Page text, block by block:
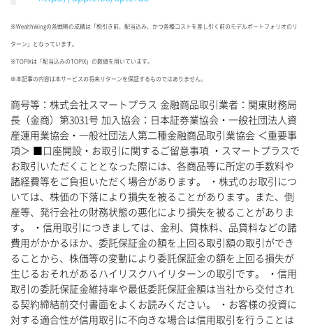
※WealthWingの各戦略の成績は「税引き前、配当込み、かつ各種コストを差し引く前のモデルポートフォリオのリ
ターン」となっています。
※TOPIXは「配当込みのTOPIX」の数値を用いています。
※本記事の内容は本サービスの将来リターンを保証するものではありません。
商号等：株式会社スマートプラス 金融商品取引業者：関東財務局
長（金商）第3031号 加入協会：日本証券業協会・一般社団法人資
産運用業協会・一般社団法人第二種金融商品取引業協会 ＜重要事
項＞ ■口座開設・お取引に関するご留意事項 ・スマートプラスで
お取引いただくこととなった際には、各商品等に所定の手数料や
諸経費等をご負担いただく場合があります。 ・株式のお取引につ
いては、株価の下落により損失を被ることがあります。また、倒
産等、発行会社の財務状態の悪化により損失を被ることがありま
す。 ・信用取引につきましては、金利、貸株料、品貸料などの諸
費用がかかるほか、委託保証金の額を上回る取引額の取引ができ
ることから、株価等の変動により委託保証金の額を上回る損失が
生じるおそれがあるハイリスクハイリターンの取引です。 ・信用
取引の委託保証金維持率や最低委託保証金額は当社から交付され
る契約締結前交付書面をよくお読みください。 ・お客様の投資に
対する適合性が信用取引に不向きな場合は信用取引を行うことは